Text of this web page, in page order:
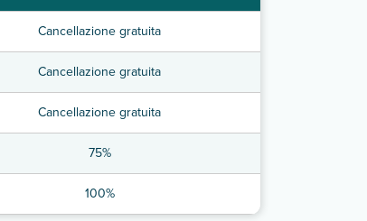
Cancellazione gratuita
Cancellazione gratuita
Cancellazione gratuita
75%
100%